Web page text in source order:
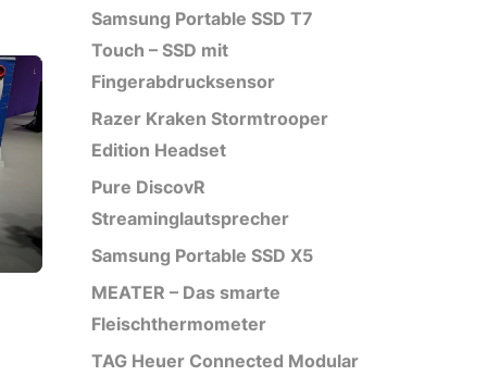
Samsung Portable SSD T7
Touch – SSD mit
Fingerabdrucksensor
Razer Kraken Stormtrooper
Edition Headset
Pure DiscovR
Streaminglautsprecher
Samsung Portable SSD X5
MEATER – Das smarte
Fleischthermometer
TAG Heuer Connected Modular